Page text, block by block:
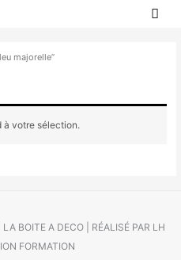
majorelle”
à votre sélection.
BOITE A DECO | RÉALISÉ PAR LH
FORMATION